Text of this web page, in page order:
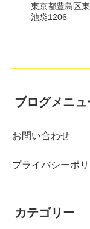
東京都豊島区
池袋1206
ブログメニュ
お問い合わせ
プライバシーポ
カテゴリー